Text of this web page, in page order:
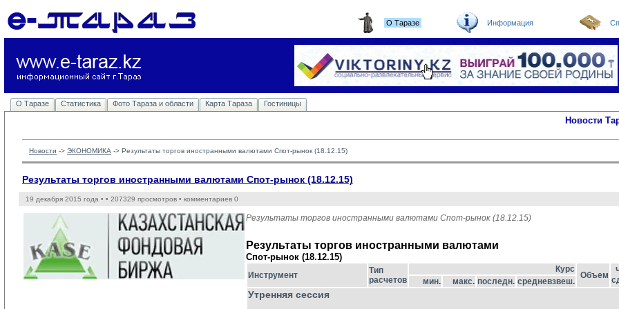
О Таразе Информация
О Таразе Статистика Фото Тараза и области Карта Тараза Гостиницы
Новости
Новости -> ЭКОНОМИКА -> Результаты торгов иностранными валютами Спот-рынок (18.12.15)
Результаты торгов иностранными валютами Спот-рынок (18.12.15)
19 декабря 2015 года • • 207329 просмотров • комментариев 0
Результаты торгов иностранными валютами Спот-рынок (18.12.15)
Результаты торгов иностранными валютами
Спот-рынок (18.12.15)
Инструмент
Тип
расчетов
Курс
Объем
мин.
макс. последн. средневзвеш.
Утренняя сессия